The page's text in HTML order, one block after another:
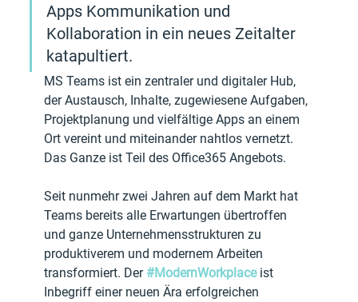
Apps Kommunikation und
Kollaboration in ein neues Zeitalter
katapultiert.
MS Teams ist ein zentraler und digitaler Hub,
der Austausch, Inhalte, zugewiesene Aufgaben,
Projektplanung und vielfältige Apps an einem
Ort vereint und miteinander nahtlos vernetzt.
Das Ganze ist Teil des Office365 Angebots.
Seit nunmehr zwei Jahren auf dem Markt hat
Teams bereits alle Erwartungen übertroffen
und ganze Unternehmensstrukturen zu
produktiverem und modernem Arbeiten
transformiert. Der #ModernWorkplace ist
Inbegriff einer neuen Ära erfolgreichen